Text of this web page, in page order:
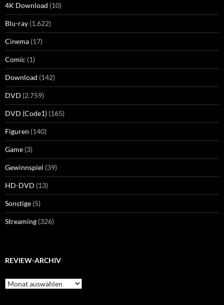
4K Download (10)
Blu-ray (1.622)
Cinema (17)
Comic (1)
Download (142)
DVD (2.759)
DVD (Code1) (165)
Figuren (140)
Game (3)
Gewinnspiel (39)
HD-DVD (13)
Sonstige (5)
Streaming (326)
REVIEW-ARCHIV
Review-
Archiv